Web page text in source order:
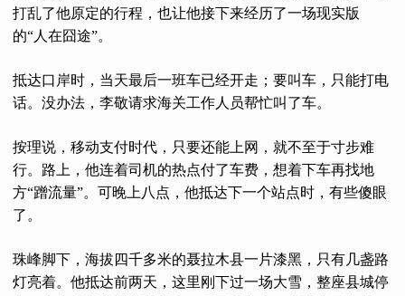
打乱了他原定的行程，也让他接下来经历了一场现实版
的“人在囧途”。
抵达口岸时，当天最后一班车已经开走；要叫车，只能打电
话。没办法，李敬请求海关工作人员帮忙叫了车。
按理说，移动支付时代，只要还能上网，就不至于寸步难
行。路上，他连着司机的热点付了车费，想着下车再找地
方“蹭流量”。可晚上八点，他抵达下一个站点时，有些傻眼
了。
珠峰脚下，海拔四千多米的聂拉木县一片漆黑，只有几盏路
灯亮着。他抵达前两天，这里刚下过一场大雪，整座县城停